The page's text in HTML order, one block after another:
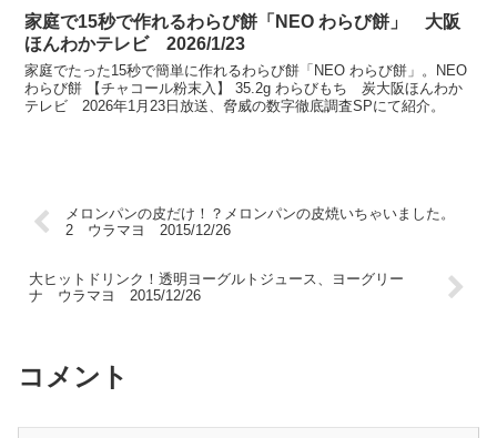
家庭で15秒で作れるわらび餅「NEO わらび餅」 大阪
ほんわかテレビ 2026/1/23
家庭でたった15秒で簡単に作れるわらび餅「NEO わらび餅」。NEO
わらび餅 【チャコール粉末入】 35.2g わらびもち 炭大阪ほんわか
テレビ 2026年1月23日放送、脅威の数字徹底調査SPにて紹介。
メロンパンの皮だけ！？メロンパンの皮焼いちゃいました。
2 ウラマヨ 2015/12/26
大ヒットドリンク！透明ヨーグルトジュース、ヨーグリー
ナ ウラマヨ 2015/12/26
コメント